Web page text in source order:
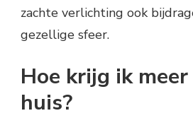
zachte verlichting ook
gezellige sfeer.
Hoe krijg ik
huis?